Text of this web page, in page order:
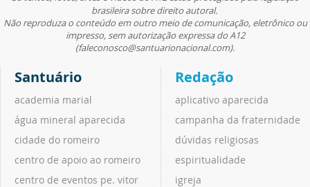
brasileira sobre direito autoral.
Não reproduza o conteúdo em outro meio de comunicação, eletrônico ou
impresso, sem autorização expressa do A12
(faleconosco@santuarionacional.com).
Santuário
academia marial
água mineral aparecida
cidade do romeiro
centro de apoio ao romeiro
centro de eventos pe. vitor
Redação
aplicativo aparecida
campanha da fraternidade
dúvidas religiosas
espiritualidade
igreja